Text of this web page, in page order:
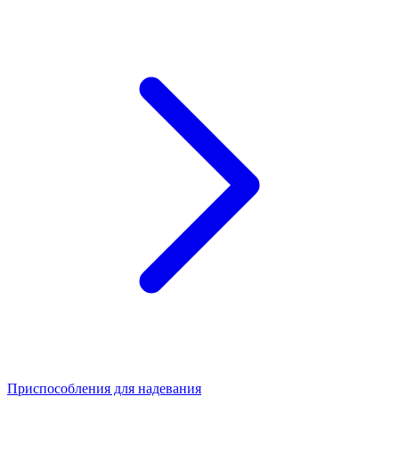
Приспособления для надевания